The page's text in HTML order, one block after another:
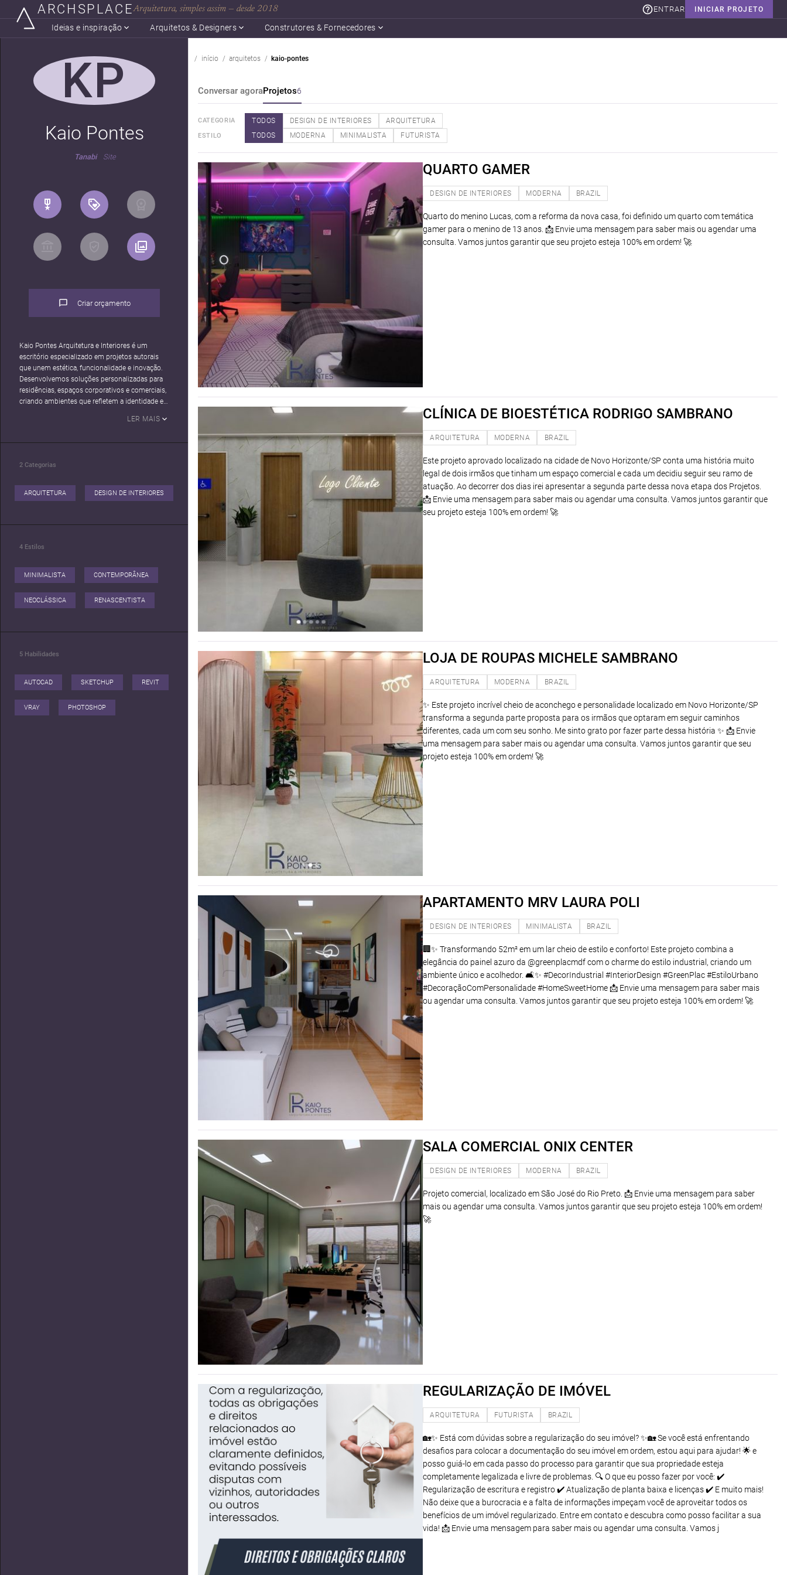
ARCHSPLACEArquitetura, simples assim — desde 2018 INICIAR PROJETO
ENTRAR
Ideias e inspiração Arquitetos & Designers Construtores & Fornecedores
KP
Kaio Pontes
Tanabi Site
Criar orçamento
Kaio Pontes Arquitetura e Interiores é um
escritório especializado em projetos autorais
que unem estética, funcionalidade e inovação.
Desenvolvemos soluções personalizadas para
residências, espaços corporativos e comerciais,
criando ambientes que refletem a identidade e
concepção arquitetônica, oferecemos serviços
completa, realizamos reformas,
realistas, proporcionando uma visão detalhada
do projeto antes da execução. Nosso
únicos, combinando criatividade, técnica e
LER MAIS
2 Categorias
ARQUITETURA DESIGN DE INTERIORES
4 Estilos
MINIMALISTA CONTEMPORÂNEA
NEOCLÁSSICA RENASCENTISTA
5 Habilidades
AUTOCAD SKETCHUP REVIT
VRAY PHOTOSHOP
início arquitetos kaio-pontes
Conversar agoraProjetos6
CATEGORIA TODOS DESIGN DE INTERIORES ARQUITETURA
ESTILO TODOS MODERNA MINIMALISTA FUTURISTA
QUARTO GAMER
DESIGN DE INTERIORES MODERNA BRAZIL
Quarto do menino Lucas, com a reforma da nova casa, foi definido um quarto com temática
gamer para o menino de 13 anos. 📩 Envie uma mensagem para saber mais ou agendar uma
consulta. Vamos juntos garantir que seu projeto esteja 100% em ordem! 🚀
CLÍNICA DE BIOESTÉTICA RODRIGO SAMBRANO
ARQUITETURA MODERNA BRAZIL
Este projeto aprovado localizado na cidade de Novo Horizonte/SP conta uma história muito
legal de dois irmãos que tinham um espaço comercial e cada um decidiu seguir seu ramo de
atuação. Ao decorrer dos dias irei apresentar a segunda parte dessa nova etapa dos Projetos.
📩 Envie uma mensagem para saber mais ou agendar uma consulta. Vamos juntos garantir que
seu projeto esteja 100% em ordem! 🚀
LOJA DE ROUPAS MICHELE SAMBRANO
ARQUITETURA MODERNA BRAZIL
✨ Este projeto incrível cheio de aconchego e personalidade localizado em Novo Horizonte/SP
transforma a segunda parte proposta para os irmãos que optaram em seguir caminhos
diferentes, cada um com seu sonho. Me sinto grato por fazer parte dessa história ✨ 📩 Envie
uma mensagem para saber mais ou agendar uma consulta. Vamos juntos garantir que seu
projeto esteja 100% em ordem! 🚀
APARTAMENTO MRV LAURA POLI
DESIGN DE INTERIORES MINIMALISTA BRAZIL
🏢✨ Transformando 52m² em um lar cheio de estilo e conforto! Este projeto combina a
elegância do painel azuro da @greenplacmdf com o charme do estilo industrial, criando um
ambiente único e acolhedor. 🛋️✨ #DecorIndustrial #InteriorDesign #GreenPlac #EstiloUrbano
#DecoraçãoComPersonalidade #HomeSweetHome 📩 Envie uma mensagem para saber mais
ou agendar uma consulta. Vamos juntos garantir que seu projeto esteja 100% em ordem! 🚀
SALA COMERCIAL ONIX CENTER
DESIGN DE INTERIORES MODERNA BRAZIL
Projeto comercial, localizado em São José do Rio Preto. 📩 Envie uma mensagem para saber
mais ou agendar uma consulta. Vamos juntos garantir que seu projeto esteja 100% em ordem!
🚀
REGULARIZAÇÃO DE IMÓVEL
ARQUITETURA FUTURISTA BRAZIL
🏡✨ Está com dúvidas sobre a regularização do seu imóvel? ✨🏡 Se você está enfrentando
desafios para colocar a documentação do seu imóvel em ordem, estou aqui para ajudar! 🌟 e
posso guiá-lo em cada passo do processo para garantir que sua propriedade esteja
completamente legalizada e livre de problemas. 🔍 O que eu posso fazer por você: ✔️
Regularização de escritura e registro ✔️ Atualização de planta baixa e licenças ✔️ E muito mais!
Não deixe que a burocracia e a falta de informações impeçam você de aproveitar todos os
benefícios de um imóvel regularizado. Entre em contato e descubra como posso facilitar a sua
vida! 📩 Envie uma mensagem para saber mais ou agendar uma consulta. Vamos j